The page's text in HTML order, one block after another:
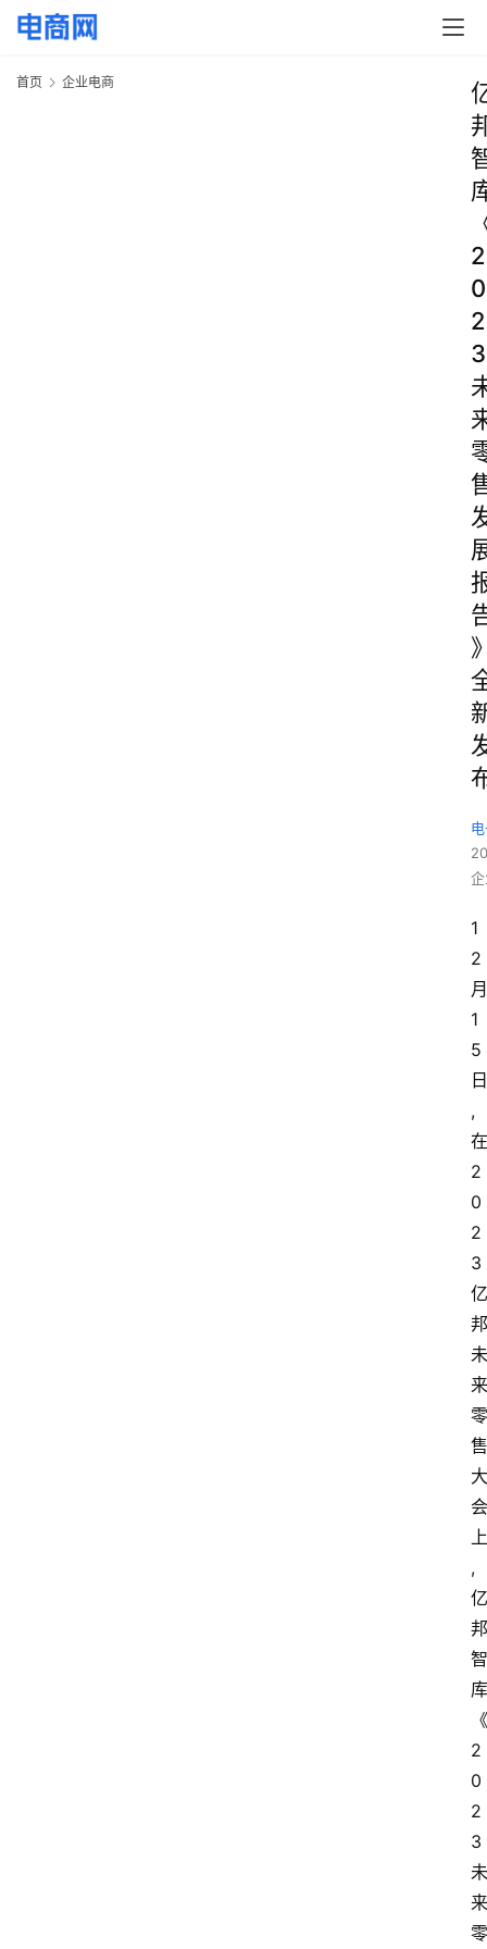
首页 企业电商
2
0
2
3
1
2
月
1
5
日
,
在
2
0
2
3
亿
邦
未
来
零
售
大
会
上
,
亿
邦
智
库
《
2
0
2
3
未
来
零